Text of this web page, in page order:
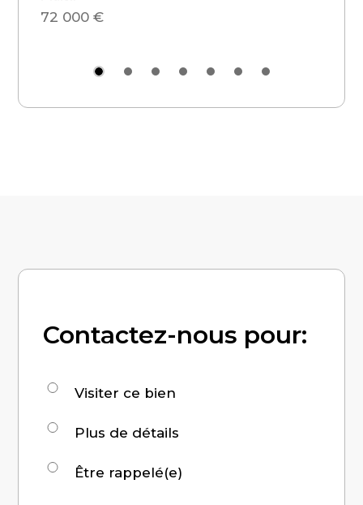
72 000 €
Contactez-nous pour:
Demande
Visiter ce bien
Plus de détails
Être rappelé(e)